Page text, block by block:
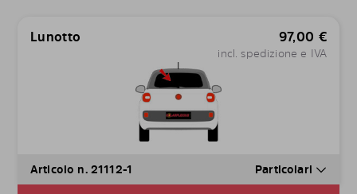
Lunotto 97,00 €
incl. spedizione e IVA
Articolo n. 21112-1 Particolari